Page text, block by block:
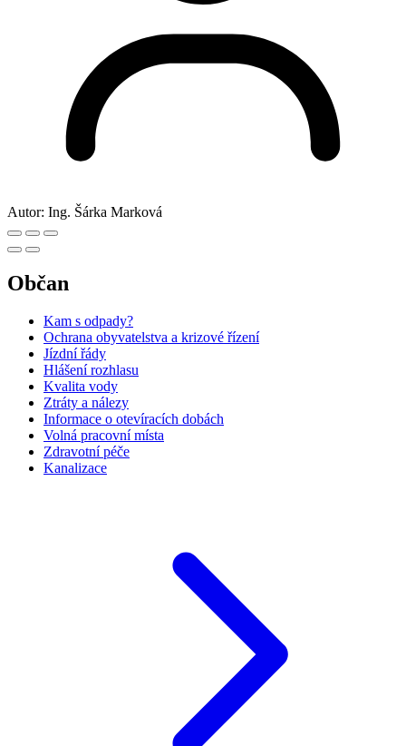
Autor: Ing. Šárka Marková
Občan
Kam s odpady?
Ochrana obyvatelstva a krizové řízení
Jízdní řády
Hlášení rozhlasu
Kvalita vody
Ztráty a nálezy
Informace o otevíracích dobách
Volná pracovní místa
Zdravotní péče
Kanalizace